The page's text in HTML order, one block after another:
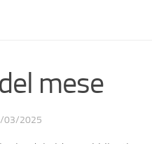
mese
03/2025